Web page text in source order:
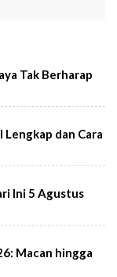
Tak Berharap
Lengkap dan Cara
Ini 5 Agustus
Macan hingga